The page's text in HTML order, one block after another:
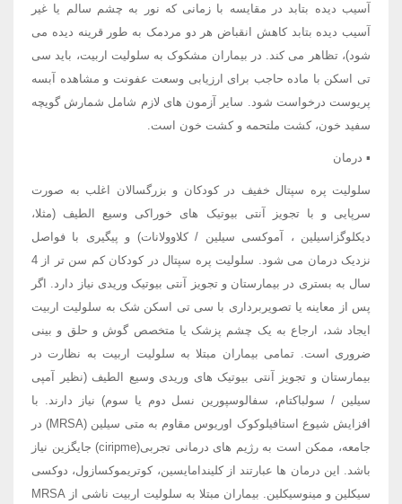
آسیب دیده بتابد در مقایسه با زمانی که نور به چشم سالم یا غیر
آسیب دیده بتابد کاهش انقباض هر دو مردمک به طور قرینه دیده می
شود)، تظاهر می کند. در بیماران مشکوک به سلولیت اربیت، باید سی
تی اسکن با ماده حاجب برای ارزیابی وسعت عفونت و مشاهده آبسه
پریوست درخواست شود. سایر آزمون های لازم شامل شمارش گویچه
سفید خون، کشت ملتحمه و کشت خون است.
▪ درمان
سلولیت پره سپتال خفیف در کودکان و بزرگسالان اغلب به صورت
سرپایی و با تجویز آنتی بیوتیک های خوراکی وسیع الطیف (مثلا،
دیکلوگزاسیلین ، آموکسی سیلین / کلاوولانات) و پیگیری با فواصل
نزدیک درمان می شود. سلولیت پره سپتال در کودکان کم سن تر از 4
سال به بستری در بیمارستان و تجویز آنتی بیوتیک وریدی نیاز دارد. اگر
پس از معاینه یا تصویربرداری با سی تی اسکن شک به سلولیت اربیت
ایجاد شد، ارجاع به یک چشم پزشک یا متخصص گوش و حلق و بینی
ضروری است. تمامی بیماران مبتلا به سلولیت اربیت به نظارت در
بیمارستان و تجویز آنتی بیوتیک های وریدی وسیع الطیف (نظیر آمپی
سیلین / سولباکتام، سفالوسپورین نسل دوم یا سوم) نیاز دارند. با
افزایش شیوع استافیلوکوک اوریوس مقاوم به متی سیلین (MRSA) در
جامعه، ممکن است به رژیم های درمانی تجربی(ciripme) جایگزین نیاز
باشد. این درمان ها عبارتند از کلیندامایسین، کوتریموکسازول، دوکسی
سیکلین و مینوسیکلین. بیماران مبتلا به سلولیت اربیت ناشی از MRSA